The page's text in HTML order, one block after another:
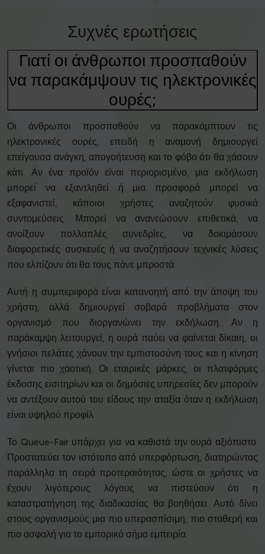
Συχνές ερωτήσεις
Γιατί οι άνθρωποι προσπαθούν
να παρακάμψουν τις ηλεκτρονικές
ουρές;
Οι άνθρωποι προσπαθούν να παρακάμπτουν τις
ηλεκτρονικές ουρές, επειδή η αναμονή δημιουργεί
επείγουσα ανάγκη, απογοήτευση και το φόβο ότι θα χάσουν
κάτι. Αν ένα προϊόν είναι περιορισμένο, μια εκδήλωση
μπορεί να εξαντληθεί ή μια προσφορά μπορεί να
εξαφανιστεί, κάποιοι χρήστες αναζητούν φυσικά
συντομεύσεις. Μπορεί να ανανεώσουν επιθετικά, να
ανοίξουν πολλαπλές συνεδρίες, να δοκιμάσουν
διαφορετικές συσκευές ή να αναζητήσουν τεχνικές λύσεις
που ελπίζουν ότι θα τους πάνε μπροστά.
Αυτή η συμπεριφορά είναι κατανοητή από την άποψη του
χρήστη, αλλά δημιουργεί σοβαρά προβλήματα στον
οργανισμό που διοργανώνει την εκδήλωση. Αν η
παράκαμψη λειτουργεί, η ουρά παύει να φαίνεται δίκαιη, οι
γνήσιοι πελάτες χάνουν την εμπιστοσύνη τους και η κίνηση
γίνεται πιο χαοτική. Οι εταιρικές μάρκες, οι πλατφόρμες
έκδοσης εισιτηρίων και οι δημόσιες υπηρεσίες δεν μπορούν
να αντέξουν αυτού του είδους την αταξία όταν η εκδήλωση
είναι υψηλού προφίλ.
Το Queue-Fair υπάρχει για να καθιστά την ουρά αξιόπιστο.
Προστατεύει τον ιστότοπο από υπερφόρτωση, διατηρώντας
παράλληλα τη σειρά προτεραιότητας, ώστε οι χρήστες να
έχουν λιγότερους λόγους να πιστεύουν ότι η
καταστρατήγηση της διαδικασίας θα βοηθήσει. Αυτό δίνει
στους οργανισμούς μια πιο υπερασπίσιμη, πιο σταθερή και
πιο ασφαλή για το εμπορικό σήμα εμπειρία.